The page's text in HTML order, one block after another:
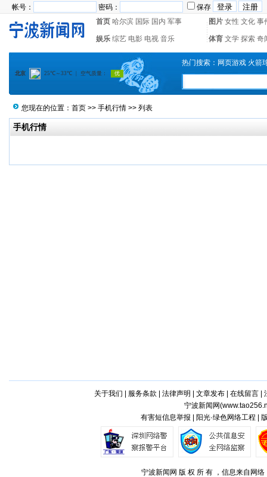
帐号： 密码：
保存
首页 哈尔滨 国际 国内 军事 图片 女性 文化 事
娱乐 综艺 电影 电视 音乐 体育 文学 探索 奇
热门搜索： 网页游戏 火箭
您现在的位置： 首页 >> 手机行情 >> 列表
手机行情
关于我们 服务条款 法律声明 文章发布| 在线留言|
宁波新闻网(
有害短信息举报 | 阳光·绿色网络工程 |
宁波新闻网 版 权 所 有 ，信息来自网